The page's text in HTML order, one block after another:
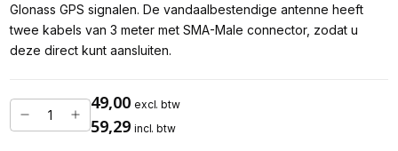
Glonass GPS signalen. De vandaalbestendige antenne heeft
twee kabels van 3 meter met SMA-Male connector, zodat u
deze direct kunt aansluiten.
49,00 excl. btw
59,29 incl. btw